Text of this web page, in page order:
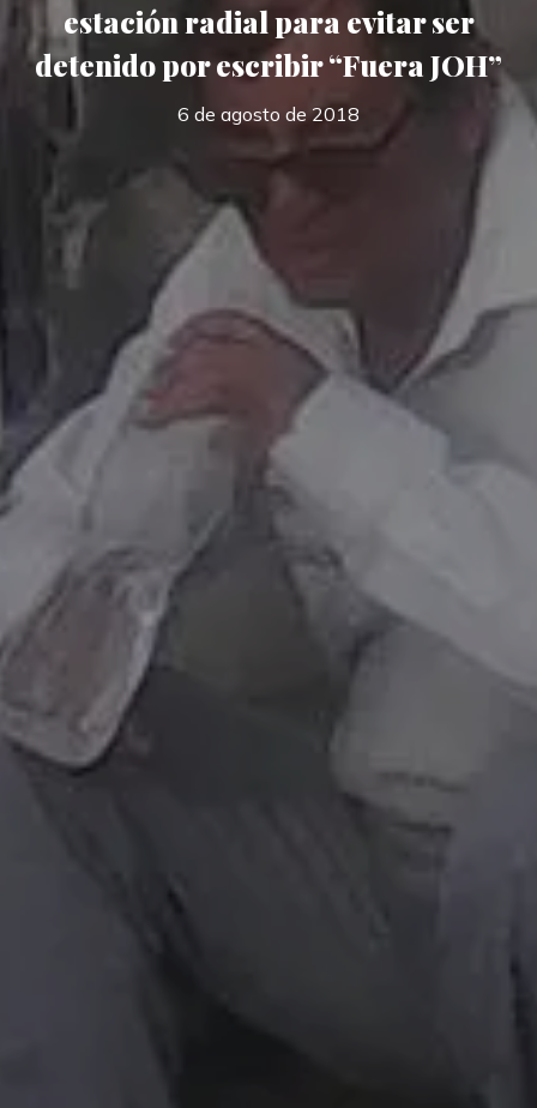
estación radial para evitar ser
detenido por escribir “Fuera JOH”
6 de agosto de 2018